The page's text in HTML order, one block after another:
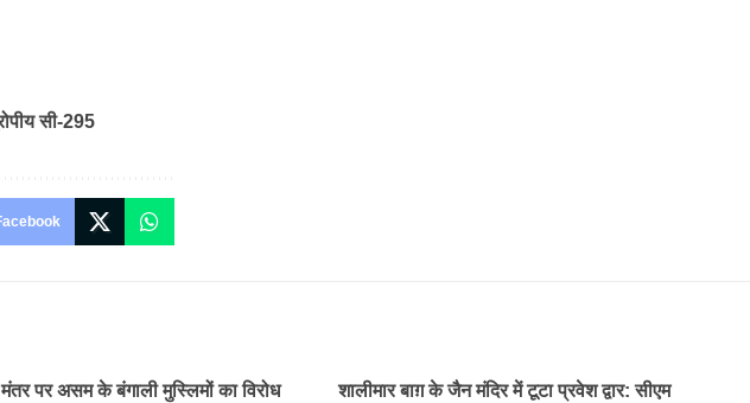
सी-295
पर असम के बंगाली मुस्लिमों का विरोध
शालीमार बाग़ के जैन मंदिर में टूटा प्रवेश द्वार: सीएम